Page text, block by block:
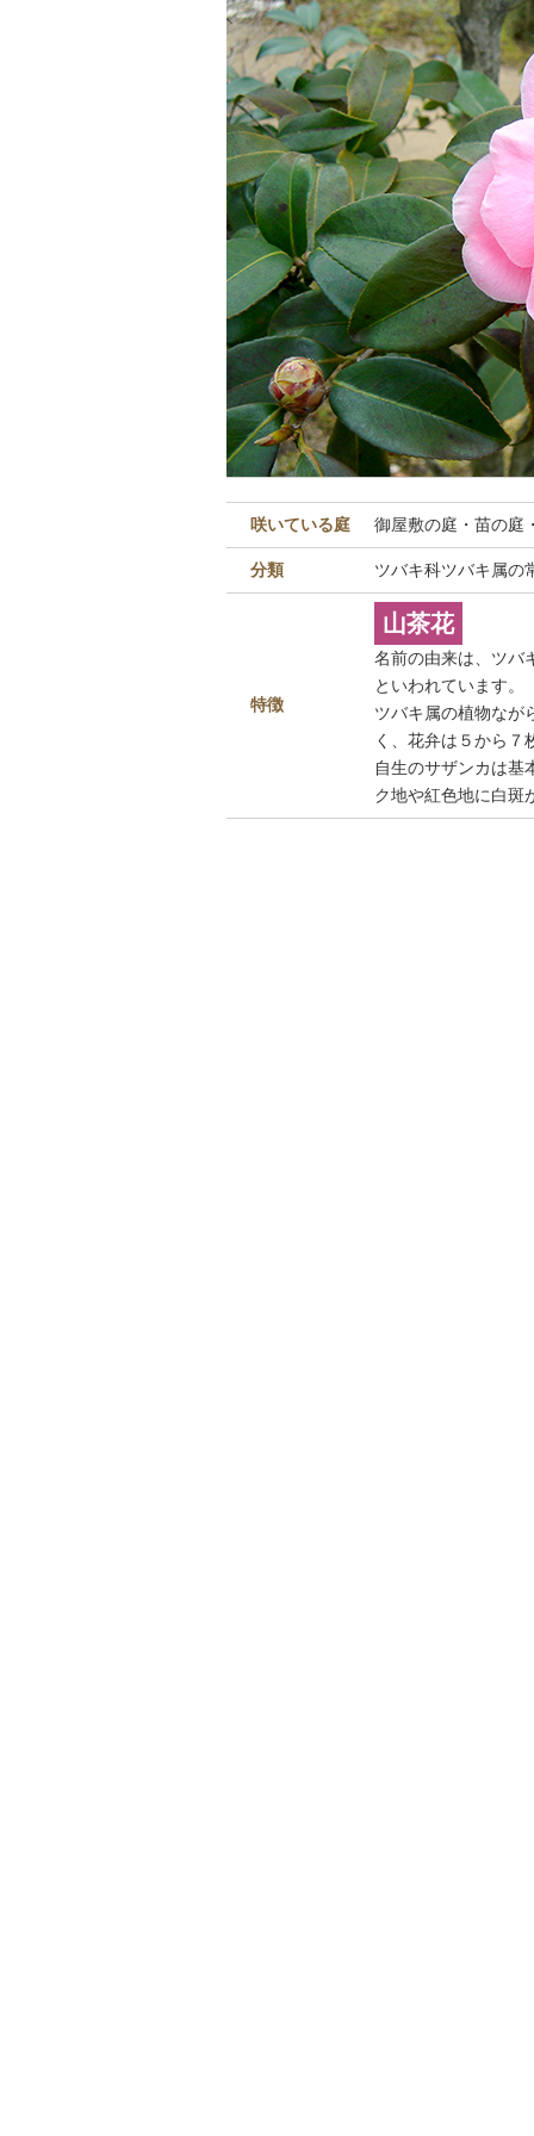
咲いている庭 御屋敷の庭・苗の庭
分類 ツバキ科ツバキ属の
特徴
山茶花
名前の由来は、ツバ
といわれています。
ツバキ属の植物なが
く、花弁は５から７
自生のサザンカは基
ク地や紅色地に白斑